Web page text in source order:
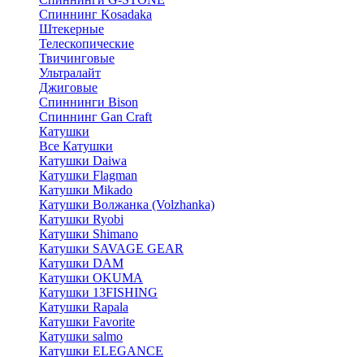
Спиннинг Kosadaka
Штекерные
Телескопические
Твичинговые
Ультралайт
Джиговые
Спиннинги Bison
Спиннинг Gan Craft
Катушки
Все Катушки
Катушки Daiwa
Катушки Flagman
Катушки Mikado
Катушки Волжанка (Volzhanka)
Катушки Ryobi
Катушки Shimano
Катушки SAVAGE GEAR
Катушки DAM
Катушки OKUMA
Катушки 13FISHING
Катушки Rapala
Катушки Favorite
Катушки salmo
Катушки ELEGANCE